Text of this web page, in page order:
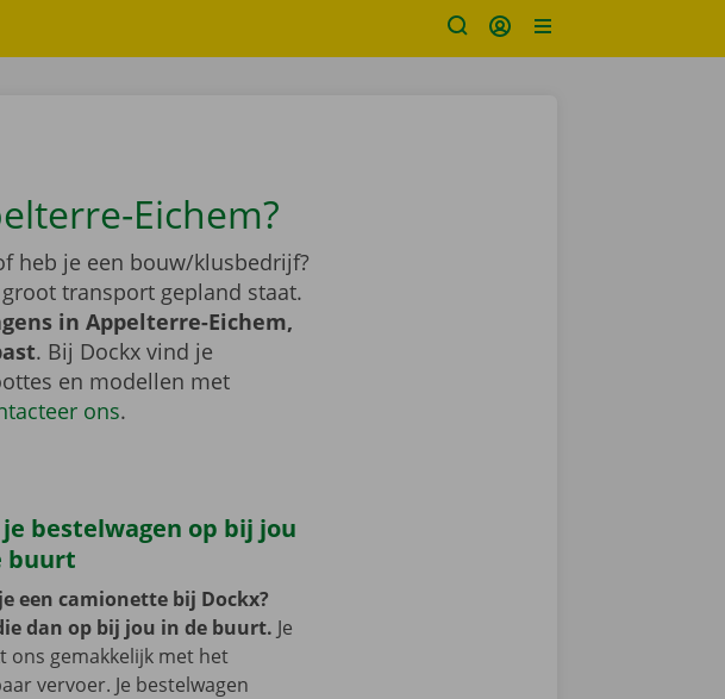
Eichem?
heb je een bouw/klusbedrijf?
transport gepland staat.
in Appelterre-Eichem,
. Bij Dockx vind je
en modellen met
ons.
bestelwagen op bij jou
buurt
een camionette bij Dockx?
dan op bij jou in de buurt. Je
ons gemakkelijk met het
vervoer. Je bestelwagen